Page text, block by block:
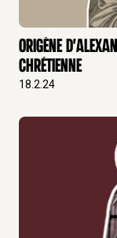
Origène
Chrétienne
18.2.24